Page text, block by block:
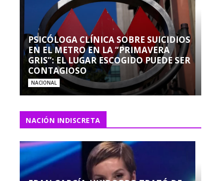
PSICÓLOGA CLÍNICA SOBRE SUICIDIOS
EN EL METRO EN LA “PRIMAVERA
GRIS”: EL LUGAR ESCOGIDO PUEDE SER
CONTAGIOSO
NACIONAL
NACIÓN INDISCRETA